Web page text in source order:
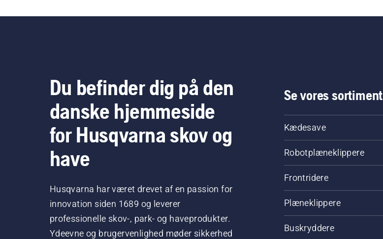
Du befinder dig på den
danske hjemmeside
for Husqvarna skov og
have
Husqvarna har været drevet af en passion for
innovation siden 1689 og leverer
professionelle skov-, park- og haveprodukter.
Ydeevne og brugervenlighed møder sikkerhed
Se vores sortiment
Kædesave
Robotplæneklippere
Frontridere
Plæneklippere
Buskryddere